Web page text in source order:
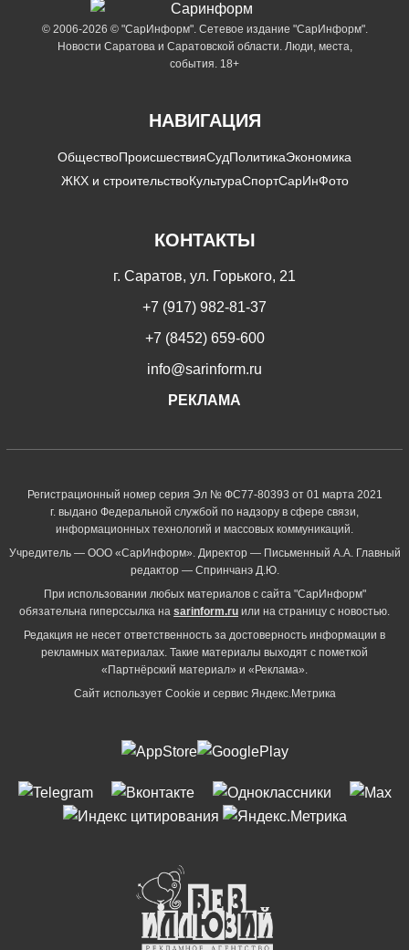
© 2006-2026 © "СарИнформ". Сетевое издание "СарИнформ".
Новости Саратова и Саратовской области. Люди, места,
события. 18+
НАВИГАЦИЯ
ОбществоПроисшествияСудПолитикаЭкономика
ЖКХ и строительствоКультураСпортСарИнФото
КОНТАКТЫ
г. Саратов, ул. Горького, 21
+7 (917) 982-81-37
+7 (8452) 659-600
info@sarinform.ru
РЕКЛАМА
Регистрационный номер серия Эл № ФС77-80393 от 01 марта 2021
г. выдано Федеральной службой по надзору в сфере связи,
информационных технологий и массовых коммуникаций.
Учредитель — ООО «СарИнформ». Директор — Письменный А.А. Главный
редактор — Спринчанэ Д.Ю.
При использовании любых материалов с сайта "СарИнформ"
обязательна гиперссылка на sarinform.ru или на страницу с новостью.
Редакция не несет ответственность за достоверность информации в
рекламных материалах. Такие материалы выходят с пометкой
«Партнёрский материал» и «Реклама».
Сайт использует Cookie и сервиc Яндекс.Метрика